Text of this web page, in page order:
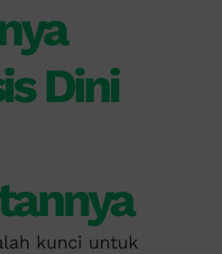
Dini
kunci untuk